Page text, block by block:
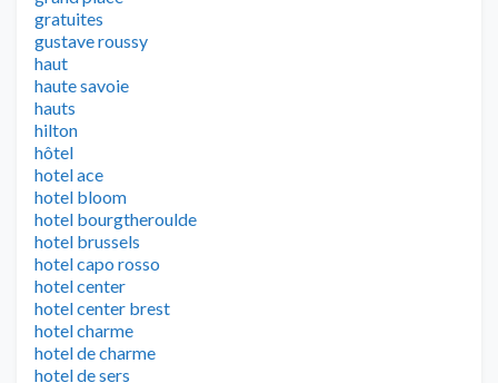
gratuites
gustave roussy
haut
haute savoie
hauts
hilton
hôtel
hotel ace
hotel bloom
hotel bourgtheroulde
hotel brussels
hotel capo rosso
hotel center
hotel center brest
hotel charme
hotel de charme
hotel de sers